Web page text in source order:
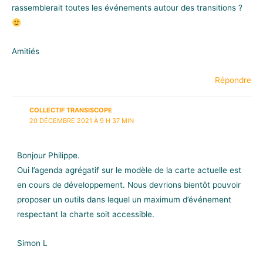
rassemblerait toutes les événements autour des transitions ?
Amitiés
Répondre
COLLECTIF TRANSISCOPE
20 DÉCEMBRE 2021 À 9 H 37 MIN
Bonjour Philippe.
Oui l’agenda agrégatif sur le modèle de la carte actuelle est
en cours de développement. Nous devrions bientôt pouvoir
proposer un outils dans lequel un maximum d’événement
respectant la charte soit accessible.
Simon L